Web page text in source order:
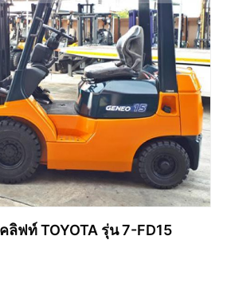
ลิฟท์ TOYOTA รุ่น 7-FD15